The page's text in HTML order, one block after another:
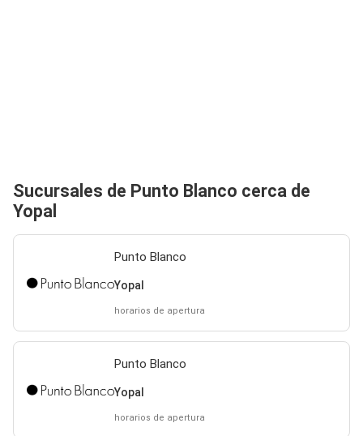
Sucursales de Punto Blanco cerca de
Yopal
Punto Blanco
Yopal
horarios de apertura
Punto Blanco
Yopal
horarios de apertura